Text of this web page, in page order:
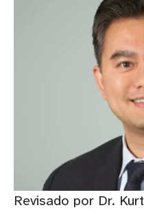
Revisado por Dr.